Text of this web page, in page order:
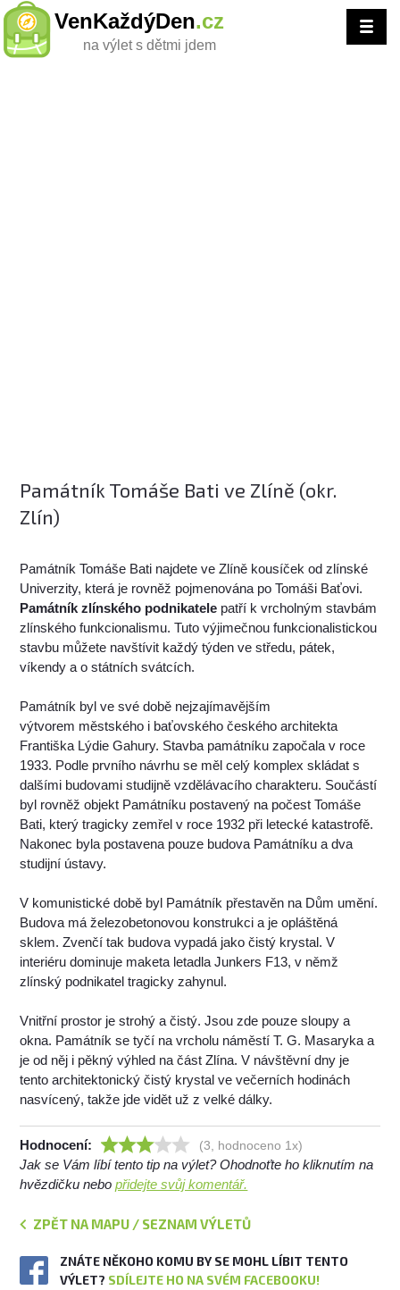
VenKaždýDen.cz
na výlet s dětmi jdem
Památník Tomáše Bati ve Zlíně (okr.
Zlín)
Památník Tomáše Bati najdete ve Zlíně kousíček od zlínské
Univerzity, která je rovněž pojmenována po Tomáši Baťovi.
Památník zlínského podnikatele patří k vrcholným stavbám
zlínského funkcionalismu. Tuto výjimečnou funkcionalistickou
stavbu můžete navštívit každý týden ve středu, pátek,
víkendy a o státních svátcích.
Památník byl ve své době nejzajímavějším
výtvorem městského i baťovského českého architekta
Františka Lýdie Gahury. Stavba památníku započala v roce
1933. Podle prvního návrhu se měl celý komplex skládat s
dalšími budovami studijně vzdělávacího charakteru. Součástí
byl rovněž objekt Památníku postavený na počest Tomáše
Bati, který tragicky zemřel v roce 1932 při letecké katastrofě.
Nakonec byla postavena pouze budova Památníku a dva
studijní ústavy.
V komunistické době byl Památník přestavěn na Dům umění.
Budova má železobetonovou konstrukci a je opláštěná
sklem. Zvenčí tak budova vypadá jako čistý krystal. V
interiéru dominuje maketa letadla Junkers F13, v němž
zlínský podnikatel tragicky zahynul.
Vnitřní prostor je strohý a čistý. Jsou zde pouze sloupy a
okna. Památník se tyčí na vrcholu náměstí T. G. Masaryka a
je od něj i pěkný výhled na část Zlína. V návštěvní dny je
tento architektonický čistý krystal ve večerních hodinách
nasvícený, takže jde vidět už z velké dálky.
Hodnocení: (3, hodnoceno 1x)
Jak se Vám líbí tento tip na výlet? Ohodnoťte ho kliknutím na
hvězdičku nebopřidejte svůj komentář.
ZPĚT NA MAPU / SEZNAM VÝLETŮ
ZNÁTE NĚKOHO KOMU BY SE MOHL LÍBIT TENTO
VÝLET? SDÍLEJTE HO NA SVÉM FACEBOOKU!